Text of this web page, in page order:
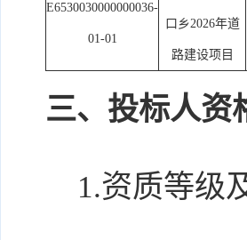
E6530030000000036-
01-01
口乡2026年道
路建设项目
三、投标人资
1.资质等级